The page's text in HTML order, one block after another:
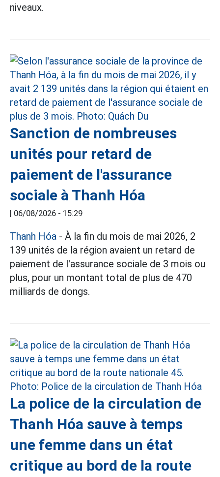
niveaux.
Sanction de nombreuses
unités pour retard de
paiement de l'assurance
sociale à Thanh Hóa
| 06/08/2026 - 15:29
Thanh Hóa - À la fin du mois de mai 2026, 2
139 unités de la région avaient un retard de
paiement de l'assurance sociale de 3 mois ou
plus, pour un montant total de plus de 470
milliards de dongs.
La police de la circulation de
Thanh Hóa sauve à temps
une femme dans un état
critique au bord de la route